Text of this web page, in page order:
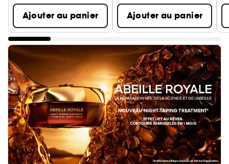
Ajouter au panier Ajouter au panier